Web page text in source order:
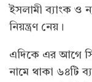
ইসলামী ব্যাংক ও
নিয়ন্ত্রণ নেয়।
এদিকে এর আগে
নামে থাকা ৬৪টি